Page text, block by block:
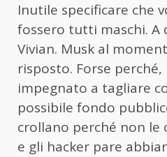
Inutile specificare che
fossero tutti maschi. A
Vivian. Musk al
risposto. Forse
impegnato a tagliare
possibile fondo
crollano perché non le
e gli hacker pare